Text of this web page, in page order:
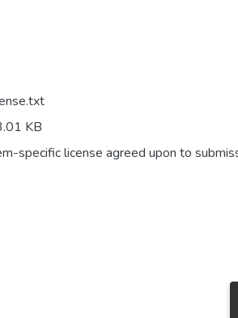
KB
specific license agreed upon to